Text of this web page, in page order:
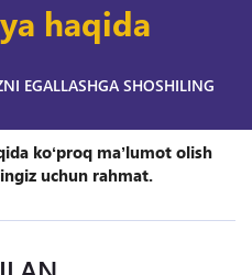
haqida
EGALLASHGA SHOSHILING
koʻproq maʼlumot olish
uchun rahmat.